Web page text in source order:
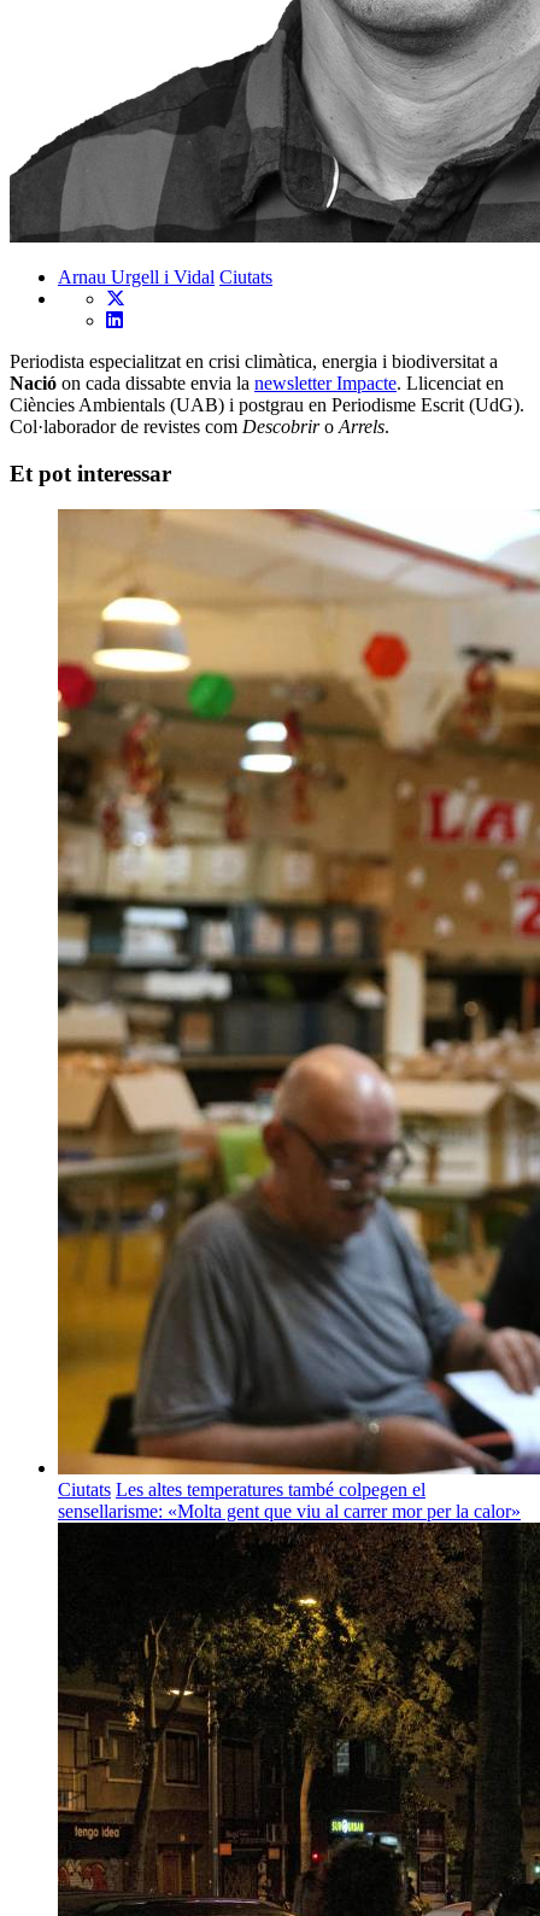
Arnau Urgell i Vidal Ciutats
Periodista especialitzat en crisi climàtica, energia i biodiversitat a
Nació on cada dissabte envia la newsletter Impacte. Llicenciat en
Ciències Ambientals (UAB) i postgrau en Periodisme Escrit (UdG).
Col·laborador de revistes com Descobriro Arrels.
Et pot interessar
Ciutats Les altes temperatures també colpegen el
sensellarisme: «Molta gent que viu al carrer mor per la calor»